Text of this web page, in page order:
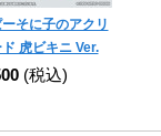
そに子のアクリ
虎ビキニ Ver.
(税込)